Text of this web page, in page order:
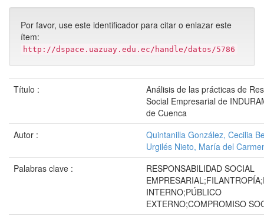
Por favor, use este identificador para citar o enlazar este
ítem:
http://dspace.uazuay.edu.ec/handle/datos/5786
Título :
Análisis de las prácticas de
Social Empresarial de
de Cuenca
Autor :
Quintanilla González, Cecilia
Urgilés Nieto, María del
Palabras clave :
RESPONSABILIDAD SOCIAL
INTERNO;PÚBLICO
EXTERNO;COMPROMISO